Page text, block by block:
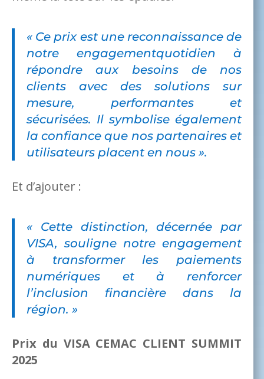
« Ce prix est une reconnaissance de
notre engagementquotidien à
répondre aux besoins de nos
clients avec des solutions sur
mesure, performantes et
sécurisées. Il symbolise également
la confiance que nos partenaires et
utilisateurs placent en nous ».
Et d’ajouter :
« Cette distinction, décernée par
VISA, souligne notre engagement
à transformer les paiements
numériques et à renforcer
l’inclusion financière dans la
région. »
Prix du VISA CEMAC CLIENT SUMMIT
2025